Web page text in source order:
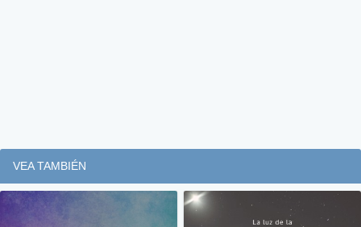
VEA TAMBIÉN